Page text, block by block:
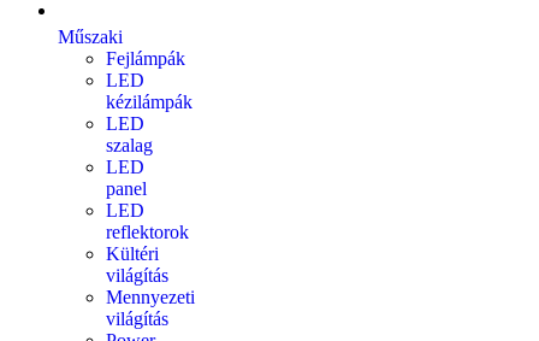
Műszaki
Fejlámpák
LED
kézilámpák
LED
szalag
LED
panel
LED
reflektorok
Kültéri
világítás
Mennyezeti
világítás